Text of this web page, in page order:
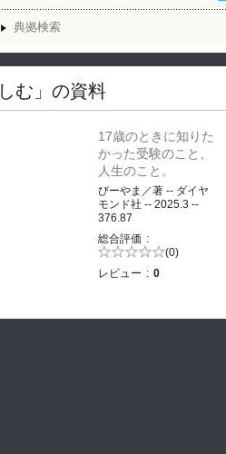
典拠検索
む」の資料
17歳のときに知りた
かった受験のこと、
人生のこと。
びーやま／著 -- ダイヤ
モンド社 -- 2025.3 --
376.87
総合評価
5段階評価の (0)
レビュー
0